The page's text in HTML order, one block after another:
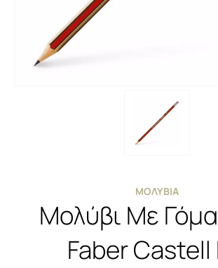
ΜΟΛΎΒΙΑ
Μολύβι Με
Faber